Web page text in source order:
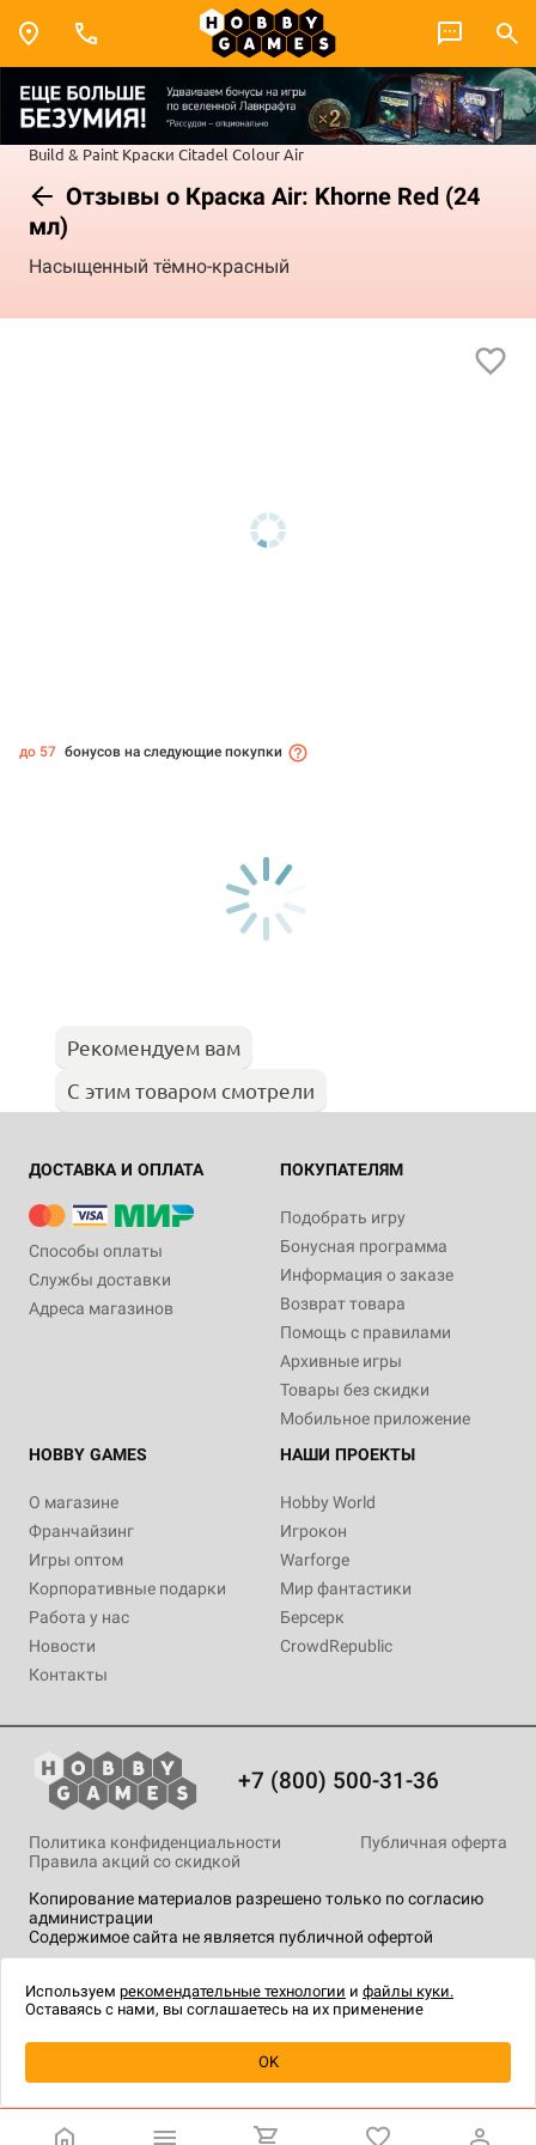
Build & Paint Краски Citadel ColourAir
Отзывы о Краска Air: Khorne Red (24
мл)
Насыщенный тёмно-красный
Уведомить о наличии
до 57 бонусов на следующие покупки
Рекомендуем вам
С этим товаром смотрели
ДОСТАВКА И ОПЛАТА
Способы оплаты
Службы доставки
Адреса магазинов
ПОКУПАТЕЛЯМ
Подобрать игру
Бонусная программа
Информация о заказе
Возврат товара
Помощь с правилами
Архивные игры
Товары без скидки
Мобильное приложение
HOBBY GAMES
О магазине
Франчайзинг
Игры оптом
Корпоративные подарки
Работа у нас
Новости
Контакты
НАШИ ПРОЕКТЫ
Hobby World
Игрокон
Warforge
Мир фантастики
Берсерк
CrowdRepublic
+7 (800) 500-31-36
Копирование материалов разрешено только по согласию
администрации
Содержимое сайта не является публичной офертой
Политика конфиденциальности
Публичная оферта
Правила акций со скидкой
технологии.
Используем рекомендательные технологии и файлы куки.
Оставаясь с нами, вы соглашаетесь на их применение
OK